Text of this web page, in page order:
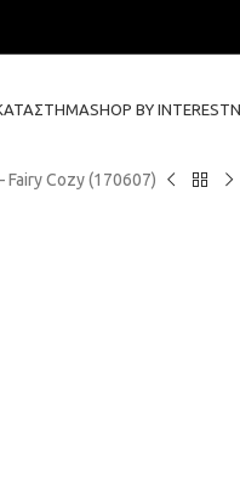
SHOP BY INTEREST
Fairy Cozy (170607)